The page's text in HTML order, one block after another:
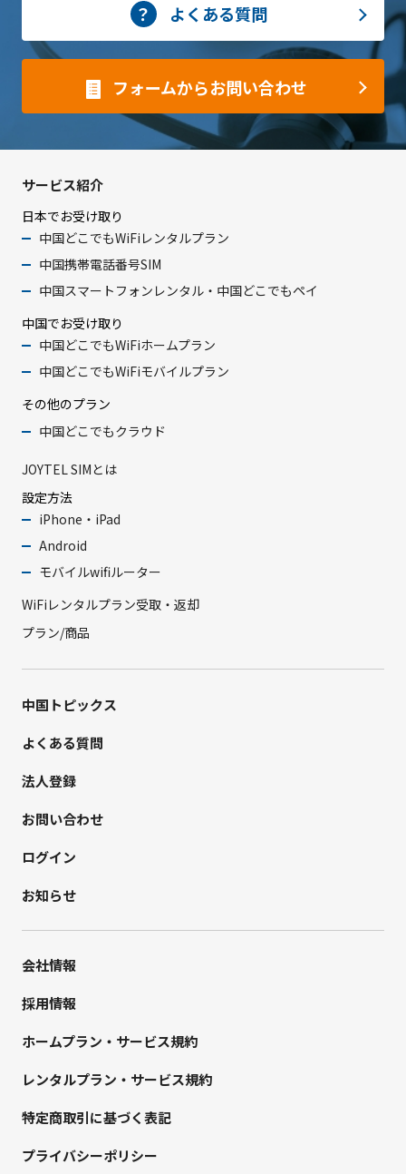
よくある質問
フォームからお問い合わせ
サービス紹介
日本でお受け取り
中国どこでもWiFiレンタルプラン
中国携帯電話番号SIM
中国スマートフォンレンタル・中国どこでもペイ
中国でお受け取り
中国どこでもWiFiホームプラン
中国どこでもWiFiモバイルプラン
その他のプラン
中国どこでもクラウド
JOYTEL SIMとは
設定方法
iPhone・iPad
Android
モバイルwifiルーター
WiFiレンタルプラン受取・返却
プラン/商品
中国トピックス
よくある質問
法人登録
お問い合わせ
ログイン
お知らせ
会社情報
採用情報
ホームプラン・サービス規約
レンタルプラン・サービス規約
特定商取引に基づく表記
プライバシーポリシー